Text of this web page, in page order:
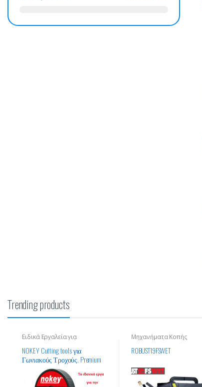
Trending products
Ειδικά Εργαλεία για
Γωνιακούς Τροχούς
NOKEY Cutting tools για
Γωνιακούς Τροχούς. Premium
Μηχανήματα Κοπής
Οικοδομικών Υλικών
ROBUST19FSWET